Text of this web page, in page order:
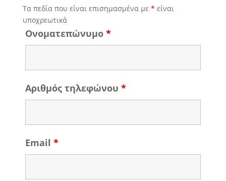
Τα πεδία που είναι επισημασμένα με * είναι
υποχρεωτικά
Ονοματεπώνυμο *
Αριθμός τηλεφώνου *
Email *